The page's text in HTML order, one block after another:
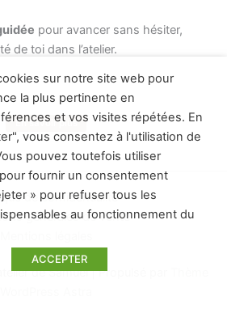
vospremiers usinages
garantit fiabilité et longévité,
majeurs: tenon-
calibrage, profilage,
atelier équipé en un espace
où l’on travaille
évite des achats coûteux et
d’abord dans la maîtrise, pour
machines en connaissance de
pour avancer sans hésiter,
de toi dans l’atelier.
chaque geste compte.
tes mains
fierté: celle d’avoir mené ton
d’avoir retrouvé confiance dans ton
En savoir plus
de confidentialité
générales de vente
de Samuel | Propulsé par
sur notre site web pour
la plus pertinente en
et vos visites répétées. En
vous consentez à l'utilisation de
pouvez toutefois utiliser
fournir un consentement
» pour refuser tous les
au fonctionnement du
ACCEPTER